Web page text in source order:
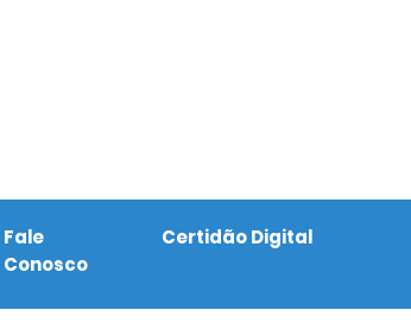
Fale
Conosco
Certidão Digital